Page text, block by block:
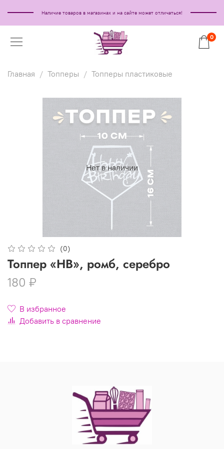
Наличие товаров в магазинах и на сайте может отличаться!
0
Главная Топперы Топперы пластиковые
Нет в наличии
(0)
Топпер «HB», ромб, серебро
180 ₽
В избранное
Добавить в сравнение